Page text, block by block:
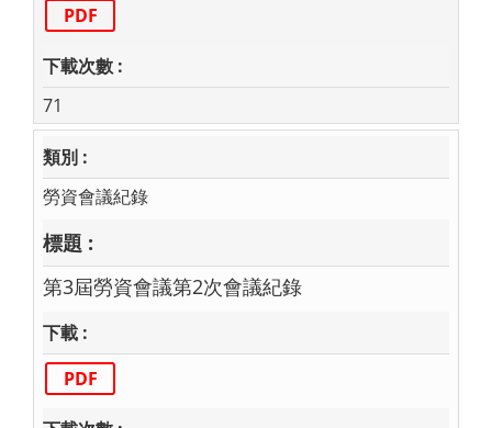
PDF
71
勞資會議紀錄
第3屆勞資會議第2次會議紀錄
PDF